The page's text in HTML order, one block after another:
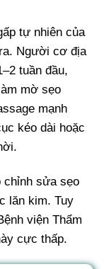
tự nhiên của
Người cơ địa
tuần đầu,
mờ sẹo
mạnh
kéo dài hoặc
chỉnh sửa sẹo
lăn kim. Tuy
viện Thẩm
cực thấp.